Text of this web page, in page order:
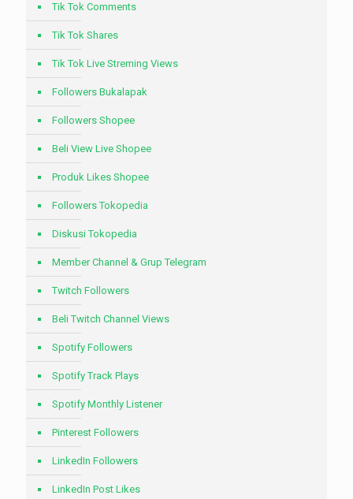
Tik Tok Comments
Tik Tok Shares
Tik Tok Live Streming Views
Followers Bukalapak
Followers Shopee
Beli View Live Shopee
Produk Likes Shopee
Followers Tokopedia
Diskusi Tokopedia
Member Channel & Grup Telegram
Twitch Followers
Beli Twitch Channel Views
Spotify Followers
Spotify Track Plays
Spotify Monthly Listener
Pinterest Followers
LinkedIn Followers
LinkedIn Post Likes